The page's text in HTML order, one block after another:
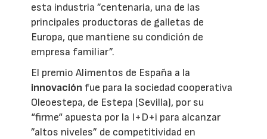
esta industria ”centenaria, una de las
principales productoras de galletas de
Europa, que mantiene su condición de
empresa familiar”.
El premio Alimentos de España a la
innovación fue para la sociedad cooperativa
Oleoestepa, de Estepa (Sevilla), por su
“firme“ apuesta por la I+D+i para alcanzar
”altos niveles” de competitividad en